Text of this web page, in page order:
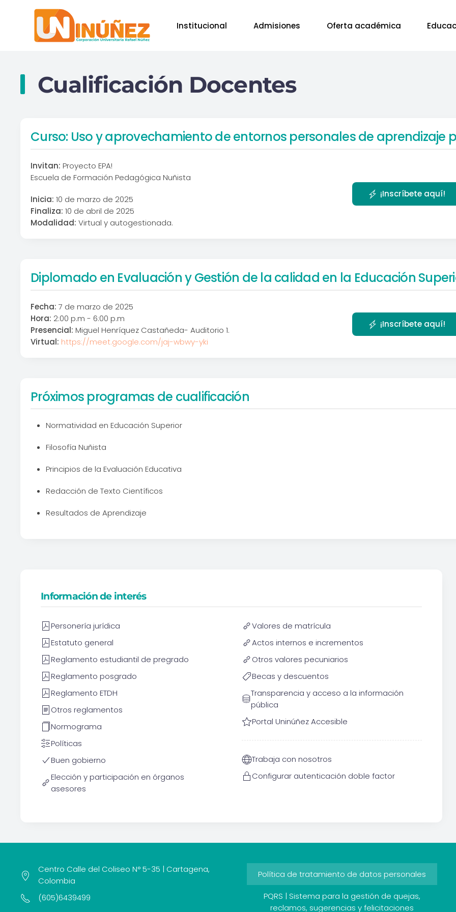
Skip to main content Institucional Admisiones Oferta académica
Cualificación Docentes
Curso: Uso y aprovechamiento de entornos personales de aprendizaje
Invitan: Proyecto EPA!
Escuela de Formación Pedagógica Nuñista
Inicia: 10 de marzo de 2025
Finaliza: 10 de abril de 2025
Modalidad: Virtual y autogestionada.
¡Inscríbete aquí!
Diplomado en Evaluación y Gestión de la calidad en la Educación
Fecha: 7 de marzo de 2025
Hora: 2:00 p.m - 6:00 p.m
Presencial: Miguel Henríquez Castañeda- Auditorio 1.
Virtual: https://meet.google.com/jaj-wbwy-yki
¡Inscríbete aquí!
Próximos programas de cualificación
Normatividad en Educación Superior
Filosofía Nuñista
Principios de la Evaluación Educativa
Redacción de Texto Científicos
Resultados de Aprendizaje
Información de interés
Personería jurídica
Estatuto general
Reglamento estudiantil de pregrado
Reglamento posgrado
Reglamento ETDH
Otros reglamentos
Normograma
Políticas
Buen gobierno
Elección y participación en órganos
asesores
Valores de matrícula
Actos internos e incrementos
Otros valores pecuniarios
Becas y descuentos
Transparencia y acceso a la información
pública
Portal Uninúñez Accesible
Trabaja con nosotros
Configurar autenticación doble factor
Centro Calle del Coliseo N° 5-35 | Cartagena,
Colombia
(605)6439499
Política de tratamiento de datos personales
PQRS | Sistema para la gestión de quejas,
reclamos, sugerencias y felicitaciones